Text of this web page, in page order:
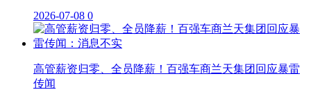
2026-07-08 0
高管薪资归零、全员降薪！百强车商兰天集团回应暴雷
传闻